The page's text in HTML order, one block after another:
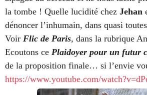
la tombe ! Quelle lucidité chez Jehan
dénoncer l’inhumain, dans quasi
Voir Flic de Paris, dans la rubrique
Ecoutons ce Plaidoyer pour un futur
de la proposition finale… si l’envie
https://www.youtube.com/